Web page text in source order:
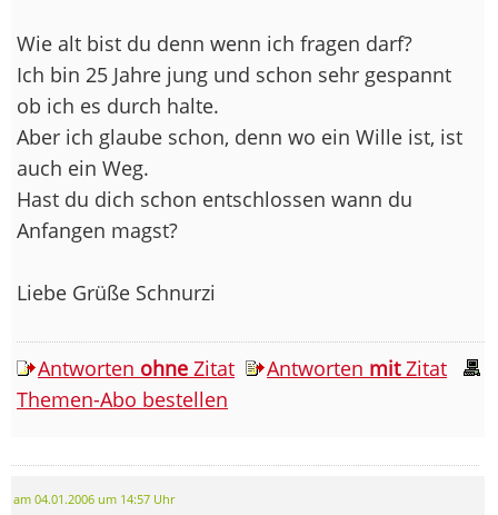
Wie alt bist du denn wenn ich fragen darf?
Ich bin 25 Jahre jung und schon sehr gespannt
ob ich es durch halte.
Aber ich glaube schon, denn wo ein Wille ist, ist
auch ein Weg.
Hast du dich schon entschlossen wann du
Anfangen magst?
Liebe Grüße Schnurzi
Antworten ohne Zitat Antworten mitZitat
Themen-Abo bestellen
am 04.01.2006 um 14:57 Uhr